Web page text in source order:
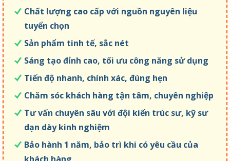
Chất lượng cao cấp với nguồn nguyên liệu
tuyển chọn
Sản phẩm tinh tế, sắc nét
Sáng tạo đỉnh cao, tối ưu công năng sử dụng
Tiến độ nhanh, chính xác, đúng hẹn
Chăm sóc khách hàng tận tâm, chuyên nghiệp
Tư vấn chuyên sâu với đội kiến trúc sư, kỹ sư
dạn dày kinh nghiệm
Bảo hành 1 năm, bảo trì khi có yêu cầu của